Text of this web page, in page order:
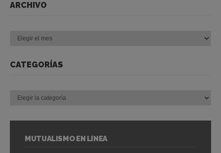
ARCHIVO
CATEGORÍAS
MUTUALISMO EN LÍNEA